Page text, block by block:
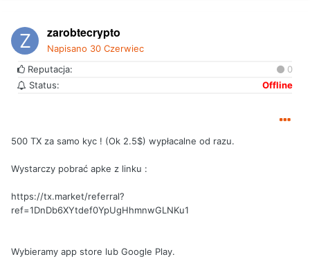
zarobtecrypto
Napisano 30 Czerwiec
Reputacja:
0
Status:
Offline
500 TX za samo kyc ! (Ok 2.5$) wypłacalne od razu.
Wystarczy pobrać apke z linku :
https://tx.market/referral?
ref=1DnDb6XYtdef0YpUgHhmnwGLNKu1
Wybieramy app store lub Google Play.